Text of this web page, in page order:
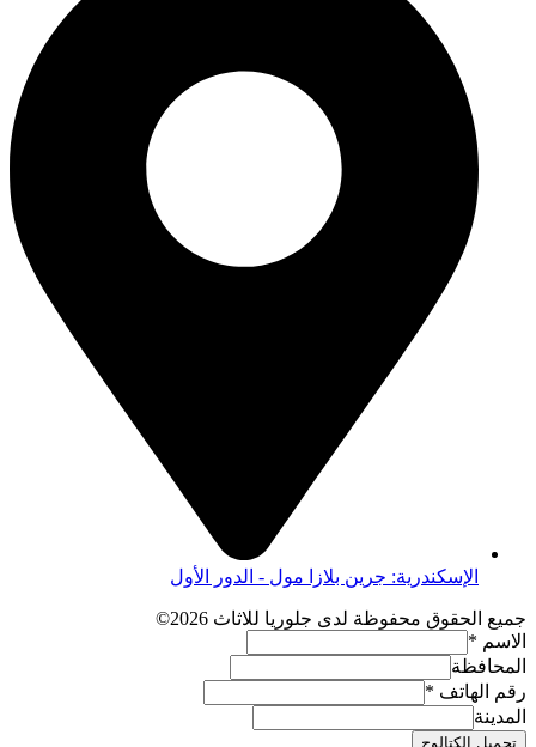
الإسكندرية: جرين بلازا مول - الدور الأول
جميع الحقوق محفوظة لدى جلوريا للاثاث 2026©
الاسم *
المحافظة
رقم الهاتف *
المدينة
تحميل الكتالوج